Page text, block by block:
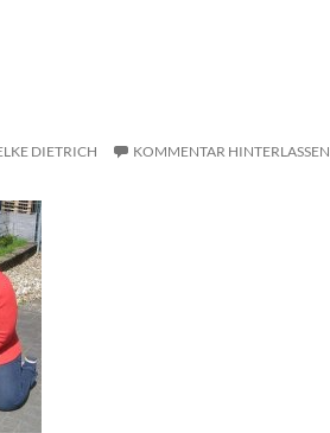
DIETRICH KOMMENTAR HINTERLASSEN